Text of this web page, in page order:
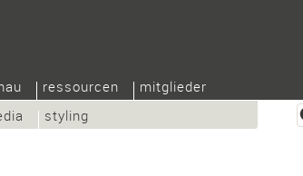
styling
ressourcen mitglieder